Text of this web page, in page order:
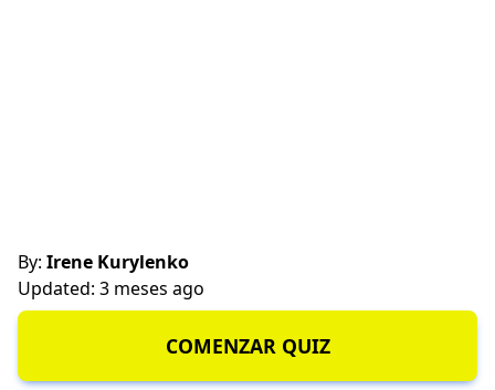
By: Irene Kurylenko
Updated: 3 meses ago
COMENZAR QUIZ